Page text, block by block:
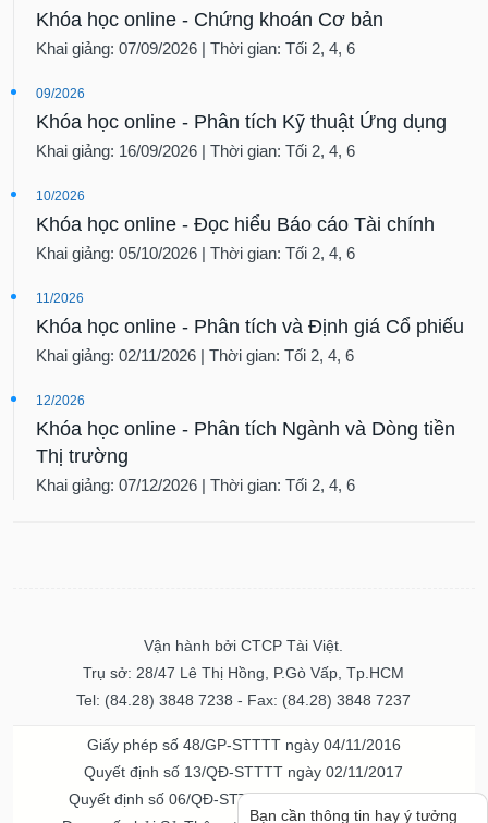
Khóa học online - Chứng khoán Cơ bản
Khai giảng: 07/09/2026 | Thời gian: Tối 2, 4, 6
09/2026
Khóa học online - Phân tích Kỹ thuật Ứng dụng
Khai giảng: 16/09/2026 | Thời gian: Tối 2, 4, 6
10/2026
Khóa học online - Đọc hiểu Báo cáo Tài chính
Khai giảng: 05/10/2026 | Thời gian: Tối 2, 4, 6
11/2026
Khóa học online - Phân tích và Định giá Cổ phiếu
Khai giảng: 02/11/2026 | Thời gian: Tối 2, 4, 6
12/2026
Khóa học online - Phân tích Ngành và Dòng tiền
Thị trường
Khai giảng: 07/12/2026 | Thời gian: Tối 2, 4, 6
Vận hành bởi CTCP Tài Việt.
Trụ sở: 28/47 Lê Thị Hồng, P.Gò Vấp, Tp.HCM
Tel: (84.28) 3848 7238 - Fax: (84.28) 3848 7237
Giấy phép số 48/GP-STTTT ngày 04/11/2016
Quyết định số 13/QĐ-STTTT ngày 02/11/2017
Quyết định số 06/QĐ-STTTT-ICP ngày 20/07/2023
Bạn cần thông tin hay ý tưởng